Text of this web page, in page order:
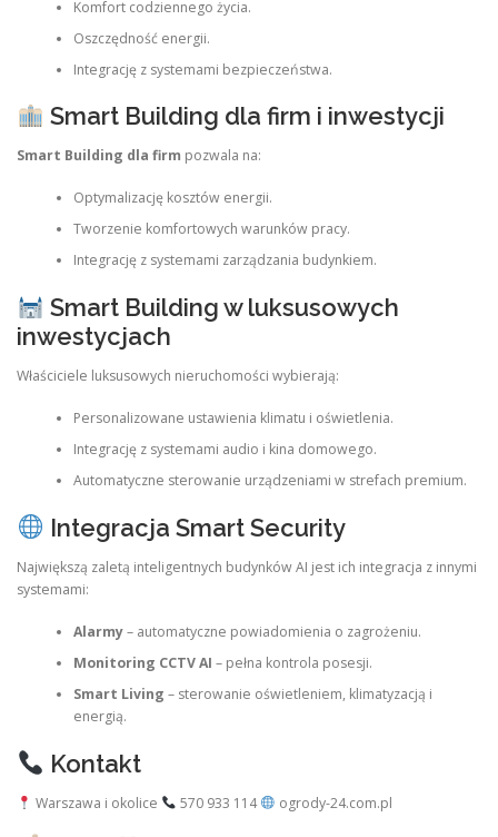
Komfort codziennego życia.
Oszczędność energii.
Integrację z systemami bezpieczeństwa.
Smart Building dla firm i inwestycji
Smart Building dla firm pozwala na:
Optymalizację kosztów energii.
Tworzenie komfortowych warunków pracy.
Integrację z systemami zarządzania budynkiem.
Smart Building w luksusowych
inwestycjach
Właściciele luksusowych nieruchomości wybierają:
Personalizowane ustawienia klimatu i oświetlenia.
Integrację z systemami audio i kina domowego.
Automatyczne sterowanie urządzeniami w strefach premium.
Integracja Smart Security
Największą zaletą inteligentnych budynków AI jest ich integracja z innymi
systemami:
Alarmy– automatyczne powiadomienia o zagrożeniu.
Monitoring CCTV AI – pełna kontrola posesji.
Smart Living – sterowanie oświetleniem, klimatyzacją i
energią.
Kontakt
Warszawa i okolice 570 933 114 ogrody-24.com.pl